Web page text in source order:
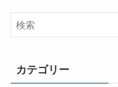
カテゴリー